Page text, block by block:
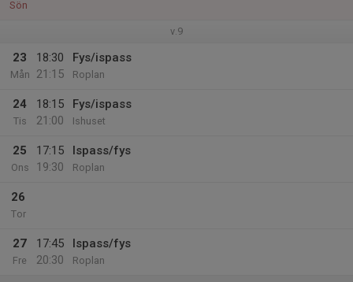
Sön
v.9
23
Mån
18:30
21:15
Fys/ispass
Roplan
24
Tis
18:15
21:00
Fys/ispass
Ishuset
25
Ons
17:15
19:30
Ispass/fys
Roplan
26
Tor
27
Fre
17:45
20:30
Ispass/fys
Roplan